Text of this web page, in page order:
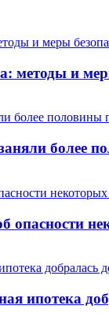
методы и
более
опасности
ипотека